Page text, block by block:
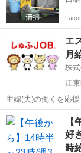
エ
月
株
江
主婦(夫)の働くを応援！ [勤務日数]： 週5
09:00~22:00/
ます [勤務地・
東京
【
好
時